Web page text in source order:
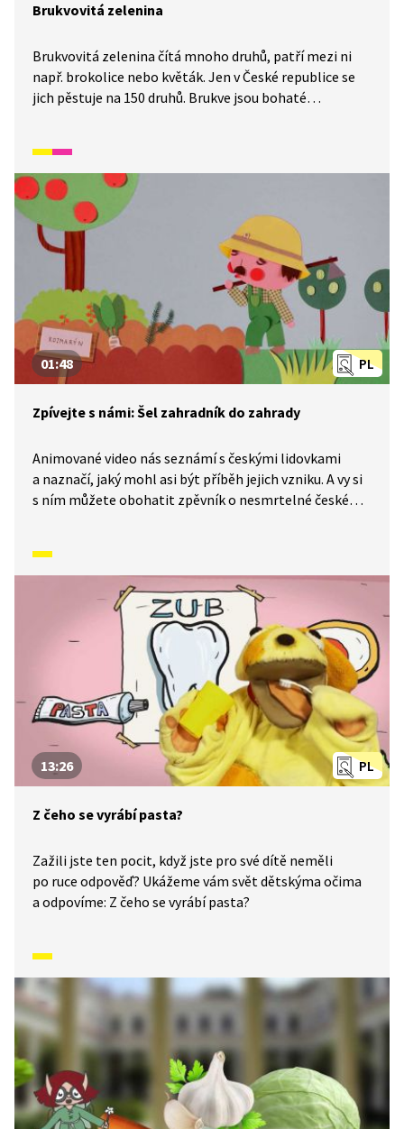
Brukvovitá zelenina
Brukvovitá zelenina čítá mnoho druhů, patří mezi ni
např. brokolice nebo květák. Jen v České republice se
jich pěstuje na 150 druhů. Brukve jsou bohaté
PL
01:48
Zpívejte s námi: Šel zahradník do zahrady
Animované video nás seznámí s českými lidovkami
a naznačí, jaký mohl asi být příběh jejich vzniku. A vy si
s ním můžete obohatit zpěvník o nesmrtelné české
do zahrady.
PL
13:26
Z čeho se vyrábí pasta?
Zažili jste ten pocit, když jste pro své dítě neměli
po ruce odpověď? Ukážeme vám svět dětskýma očima
a odpovíme: Z čeho se vyrábí pasta?